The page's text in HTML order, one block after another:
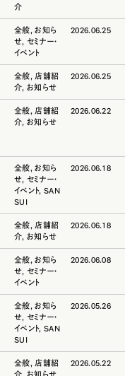
介
全般 ,お知ら
せ
セミナー・
イベント
2026.06.25
全般
店舗紹
介 ,お知らせ
2026.06.25
全般
店舗紹
介 ,お知らせ
2026.06.22
全般 ,お知ら
せ
セミナー・
イベント, SAN
SUI
2026.06.18
全般
店舗紹
介 ,お知らせ
2026.06.18
全般 ,お知ら
せ
セミナー・
イベント
2026.06.08
全般 ,お知ら
せ
セミナー・
イベント, SAN
SUI
2026.05.26
全般
店舗紹
介 ,お知らせ
2026.05.22